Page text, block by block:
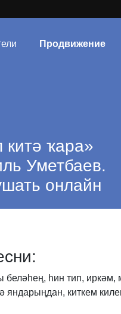
Продвижение
ҡара»
Уметбаев.
онлайн
беләhең, hин тип, иркәм,
яндарыңдан, киткем